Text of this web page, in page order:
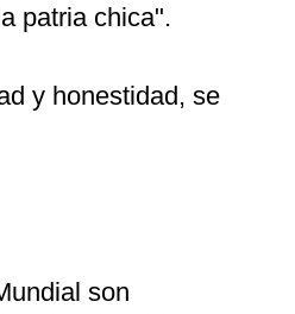
patria chica".
y honestidad, se
son